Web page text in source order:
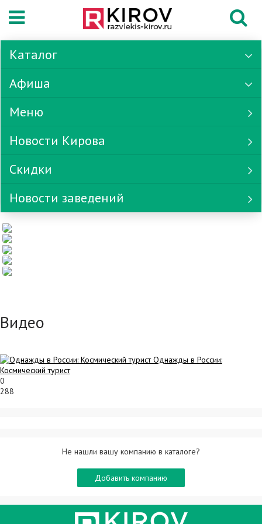
Каталог
Афиша
Меню
Новости Кирова
Скидки
Новости заведений
Видео
Однажды в России:
Космический турист
0
288
Не нашли вашу компанию в каталоге?
Добавить компанию